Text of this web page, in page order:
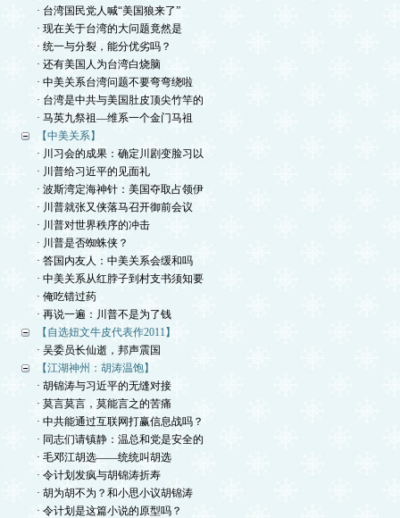
· 台湾国民党人喊“美国狼来了”
· 现在关于台湾的大问题竟然是
· 统一与分裂，能分优劣吗？
· 还有美国人为台湾白烧脑
· 中美关系台湾问题不要弯弯绕啦
· 台湾是中共与美国肚皮顶尖竹竿的
· 马英九祭祖—维系一个金门马祖
【中美关系】
· 川习会的成果：确定川剧变脸习以
· 川普给习近平的见面礼
· 波斯湾定海神针：美国夺取占领伊
· 川普就张又侠落马召开御前会议
· 川普对世界秩序的冲击
· 川普是否蜘蛛侠？
· 答国内友人：中美关系会缓和吗
· 中美关系从红脖子到村支书须知要
· 俺吃错过药
· 再说一遍：川普不是为了钱
【自选妞文牛皮代表作2011】
· 吴委员长仙逝，邦声震国
【江湖神州：胡涛温饱】
· 胡锦涛与习近平的无缝对接
· 莫言莫言，莫能言之的苦痛
· 中共能通过互联网打赢信息战吗？
· 同志们请镇静：温总和党是安全的
· 毛邓江胡选——统统叫胡选
· 令计划发疯与胡锦涛折寿
· 胡为胡不为？和小思小议胡锦涛
· 令计划是这篇小说的原型吗？